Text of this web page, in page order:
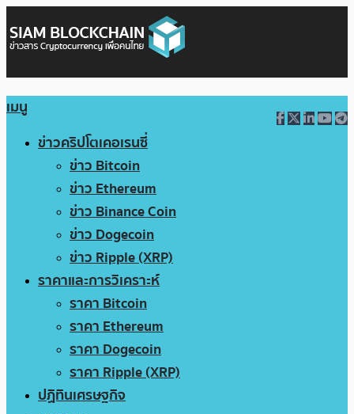
เมนู
ข่าวคริปโตเคอเรนซี่
ข่าว Bitcoin
ข่าว Ethereum
ข่าว Binance Coin
ข่าว Dogecoin
ข่าว Ripple (XRP)
ราคาและการวิเคราะห์
ราคา Bitcoin
ราคา Ethereum
ราคา Dogecoin
ราคา Ripple (XRP)
ปฏิทินเศรษฐกิจ